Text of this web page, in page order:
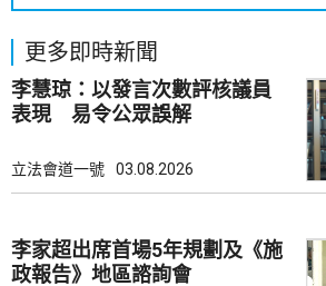
更多即時新聞
李慧琼：以發言次數評核議員
表現 易令公眾誤解
立法會道一號 03.08.2026
李家超出席首場5年規劃及《施
政報告》地區諮詢會